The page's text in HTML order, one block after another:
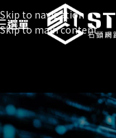
Skip to navigation
Skip to main content
選單